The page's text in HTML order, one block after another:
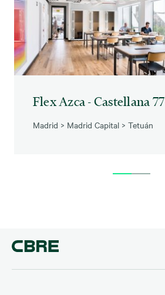
Flex Azca - Castellana 77
Madrid > Madrid Capital > Tetuán